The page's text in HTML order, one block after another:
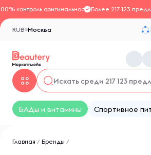
контроль оригинальностиБолее 217 123
Москва
RUB
БАДы и витамины Спортивное
Главная / Бренды /